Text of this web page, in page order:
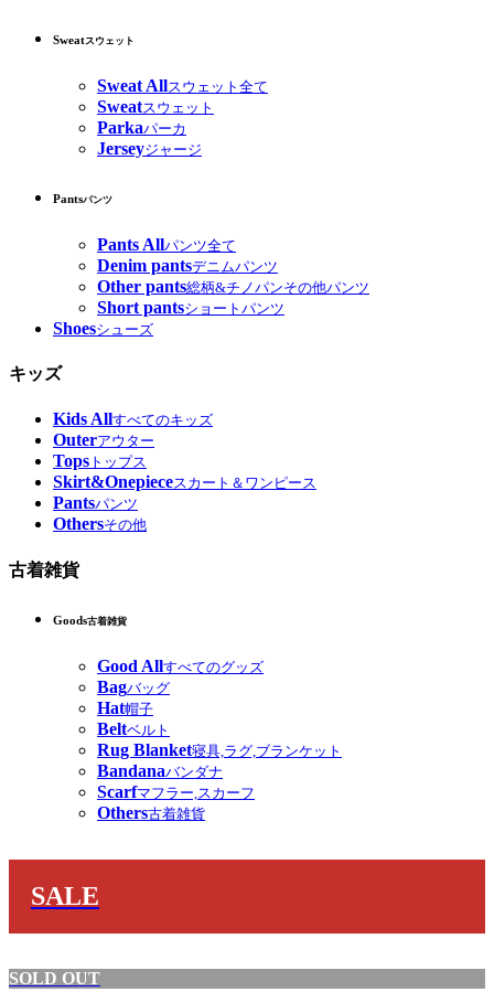
Sweatスウェット
Sweat Allスウェット全て
Sweatスウェット
Parkaパーカ
Jerseyジャージ
Pantsパンツ
Pants Allパンツ全て
Denim pantsデニムパンツ
Other pants総柄&チノパンその他パンツ
Short pantsショートパンツ
Shoesシューズ
キッズ
Kids Allすべてのキッズ
Outerアウター
Tops トップス
Skirt&Onepieceスカート＆ワンピース
Pantsパンツ
Othersその他
古着雑貨
Goods古着雑貨
Good Allすべてのグッズ
Bagバッグ
Hat帽子
Beltベルト
Rug Blanket寝具,ラグ,ブランケット
Bandanaバンダナ
Scarfマフラー,スカーフ
Others古着雑貨
SALE
SOLD OUT